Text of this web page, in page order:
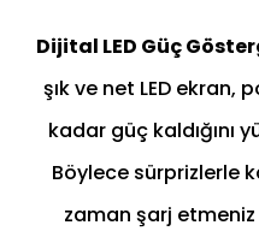
Dijital LED Güç
şık ve net LED ekran,
kadar güç kaldığını
Böylece sürprizlerle
zaman şarj